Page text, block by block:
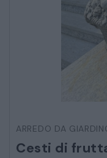
ARREDO DA
Cesti di